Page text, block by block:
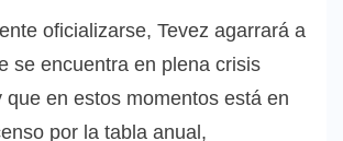
oficializarse, Tevez agarrará a
se encuentra en plena crisis
que en estos momentos está en
por la tabla anual,